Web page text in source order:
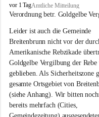
B
r
i
t
e
n
b
r
u
n
n
a
vor 1 TagAmtliche Mitteilung
Verordnung betr. Goldgelbe
Leider ist auch die Gemeinde
Breitenbrunn nicht vor der
Amerikanische Rebzikade
Goldgelbe Vergilbung der Rebe
geblieben. Als Sicherheitszone
gesamte Ortsgebiet von
(siehe Anhang). Wir bitten
bereits mehrfach (Cities,